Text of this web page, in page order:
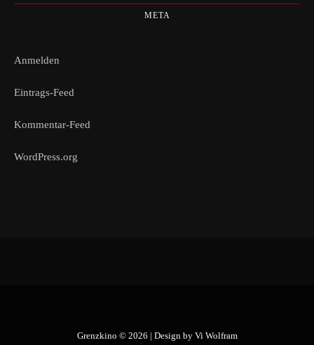
META
Anmelden
Eintrags-Feed
Kommentar-Feed
WordPress.org
Grenzkino © 2026 | Design by Vi Wolfram